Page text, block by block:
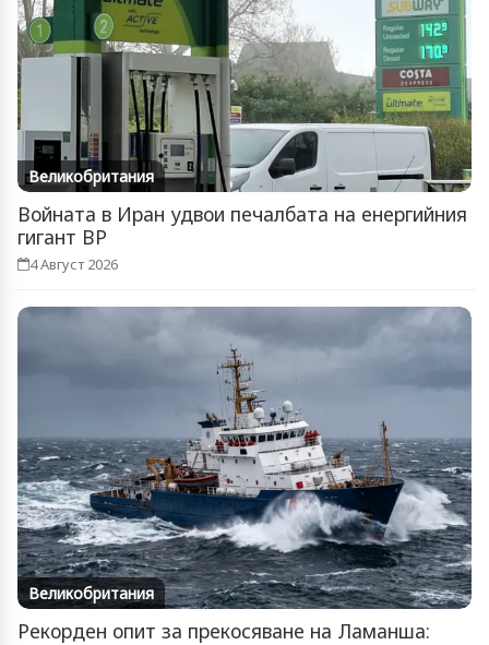
Великобритания
Войната в Иран удвои печалбата на енергийния
гигант BP
4 Август 2026
Великобритания
Рекорден опит за прекосяване на Ламанша: